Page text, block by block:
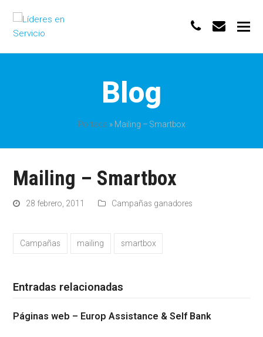
phone
Blog
Portada » Mailing – Smartbox
Mailing – Smartbox
28 febrero, 2011 Campañas ganadores
Campañas mailing smartbox
Entradas relacionadas
Páginas web – Europ Assistance & Self Bank